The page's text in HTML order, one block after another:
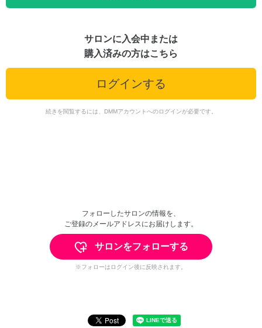
サロンに入会中または
購入済みの方はこちら
ログインする
続きを閲覧するには、DMMアカウントへのログインが必要です。
フォローしたサロンの情報を、
ご登録のメールアドレスにお届けします。
サロンをフォローする
※フォローはログイン後に反映されます。